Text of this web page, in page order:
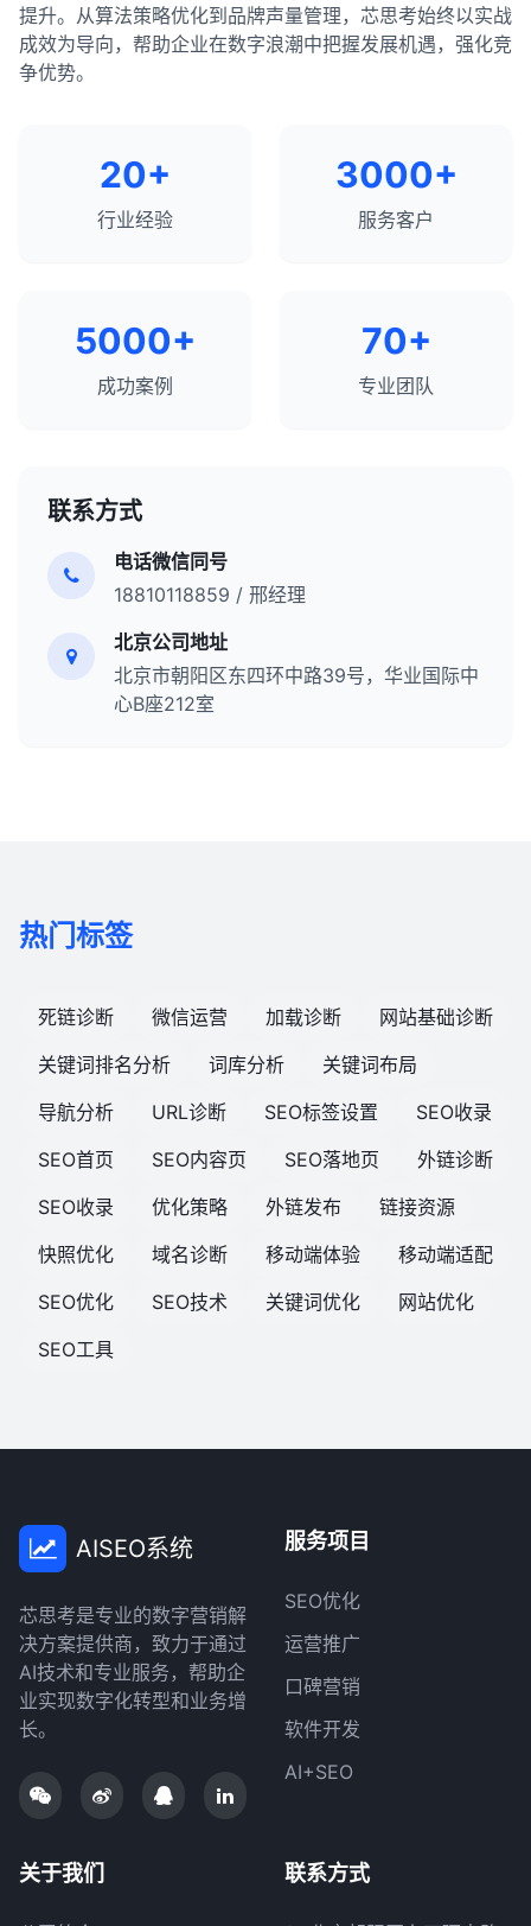
提升。从算法策略优化到品牌声量管理，芯思考始终以实战
成效为导向，帮助企业在数字浪潮中把握发展机遇，强化竞
争优势。
20+
行业经验
3000+
服务客户
5000+
成功案例
70+
专业团队
联系方式
电话微信同号
18810118859 / 邢经理
北京公司地址
北京市朝阳区东四环中路39号，华业国际中
心B座212室
热门标签
死链诊断 微信运营 加载诊断
网站基础诊断
关键词排名分析
词库分析
关键词布局
导航分析
URL诊断 SEO标签设置
SEO收录
SEO首页
SEO内容页 SEO落地页
外链诊断
SEO收录
优化策略 外链发布
链接资源
快照优化
域名诊断 移动端体验
移动端适配
SEO优化
SEO技术 关键词优化
网站优化
SEO工具
AISEO系统
芯思考是专业的数字营销解
决方案提供商，致力于通过
AI技术和专业服务，帮助企
业实现数字化转型和业务增
长。
服务项目
SEO优化
运营推广
口碑营销
软件开发
AI+SEO
关于我们 联系方式